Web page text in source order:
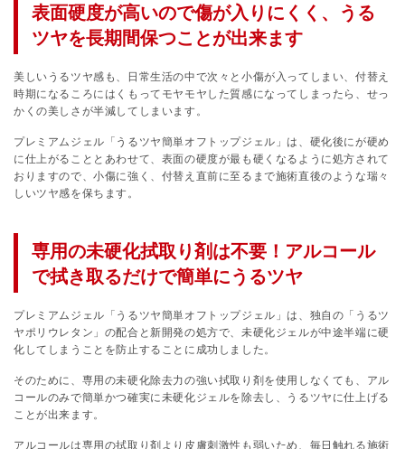
表面硬度が高いので傷が入りにくく、うる
ツヤを長期間保つことが出来ます
美しいうるツヤ感も、日常生活の中で次々と小傷が入ってしまい、付替え
時期になるころにはくもってモヤモヤした質感になってしまったら、せっ
かくの美しさが半減してしまいます。
プレミアムジェル「うるツヤ簡単オフトップジェル」は、硬化後にが硬め
に仕上がることとあわせて、表面の硬度が最も硬くなるように処方されて
おりますので、小傷に強く、付替え直前に至るまで施術直後のような瑞々
しいツヤ感を保ちます。
専用の未硬化拭取り剤は不要！アルコール
で拭き取るだけで簡単にうるツヤ
プレミアムジェル「うるツヤ簡単オフトップジェル」は、独自の「うるツ
ヤポリウレタン」の配合と新開発の処方で、未硬化ジェルが中途半端に硬
化してしまうことを防止することに成功しました。
そのために、専用の未硬化除去力の強い拭取り剤を使用しなくても、アル
コールのみで簡単かつ確実に未硬化ジェルを除去し、うるツヤに仕上げる
ことが出来ます。
アルコールは専用の拭取り剤より皮膚刺激性も弱いため、毎日触れる施術